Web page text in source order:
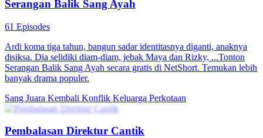
Serangan Balik Sang Ayah
61 Episodes
Ardi koma tiga tahun, bangun sadar identitasnya diganti, anaknya
disiksa. Dia selidiki diam-diam, jebak Maya dan Rizky, ...Tonton
Serangan Balik Sang Ayah secara gratis di NetShort. Temukan lebih
banyak drama populer.
Sang Juara Kembali Konflik Keluarga Perkotaan
Pembalasan Direktur Cantik